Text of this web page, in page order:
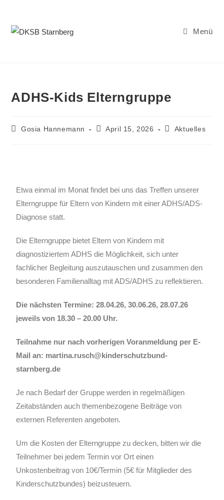
Menü
ADHS-Kids Elterngruppe
Gosia Hannemann April 15, 2026 Aktuelles
Etwa einmal im Monat findet bei uns das Treffen unserer
Elterngruppe für Eltern von Kindern mit einer ADHS/ADS-
Diagnose statt.
Die Elterngruppe bietet Eltern von Kindern mit
diagnostiziertem ADHS die Möglichkeit, sich unter
fachlicher Begleitung auszutauschen und zusammen den
besonderen Familienalltag mit ADS/ADHS zu reflektieren.
Die nächsten Termine: 28.04.26, 30.06.26, 28.07.26
jeweils von 18.30 – 20.00 Uhr.
Teilnahme nur nach vorherigen Voranmeldung per E-
Mail an: martina.rusch@kinderschutzbund-
starnberg.de
Je nach Bedarf der Gruppe werden in regelmäßigen
Zeitabständen auch themenbezogene Beiträge von
externen Referenten angeboten.
Um die Kosten der Elterngruppe zu decken, bitten wir die
Teilnehmer bei jedem Termin vor Ort einen
Unkostenbeitrag von 10€/Termin (5€ für Mitglieder des
Kinderschutzbundes) beizusteuern.